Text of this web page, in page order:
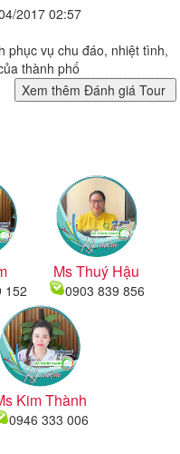
2017 02:57
phục vụ chu đáo, nhiệt tình,
thành phố
152
Ms Thuý Hậu
0903 839 856
Kim Thành
0946 333 006